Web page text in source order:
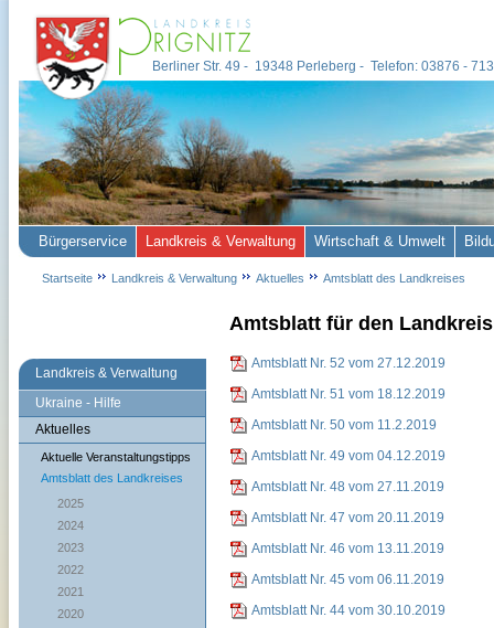
Landkreis & Verwaltung
Ukraine - Hilfe
Aktuelles
Aktuelle Veranstaltungstipps
Amtsblatt des Landkreises
2025
2024
2023
2022
2021
2020
Amtsblatt für den
Amtsblatt Nr. 52 vom 27.12.2019
Amtsblatt Nr. 51 vom 18.12.2019
Amtsblatt Nr. 50 vom 11.2.2019
Amtsblatt Nr. 49 vom 04.12.2019
Amtsblatt Nr. 48 vom 27.11.2019
Amtsblatt Nr. 47 vom 20.11.2019
Amtsblatt Nr. 46 vom 13.11.2019
Amtsblatt Nr. 45 vom 06.11.2019
Amtsblatt Nr. 44 vom 30.10.2019
Berliner Str. 49 - 19348 Perleberg - Telefon: 03876 -
Bürgerservice Landkreis & Verwaltung Wirtschaft & Umwelt
Startseite Landkreis & Verwaltung Aktuelles Amtsblatt des Landkreises